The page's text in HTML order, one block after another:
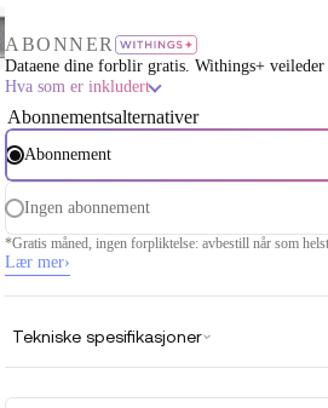
ABONNER
Dataene dine forblir gratis. Withings+
Hva som er inkludert
Abonnementsalternativer
Abonnement
Ingen abonnement
*Gratis måned, ingen forpliktelse: avbestill når som
Lær mer›
Tekniske spesifikasjoner